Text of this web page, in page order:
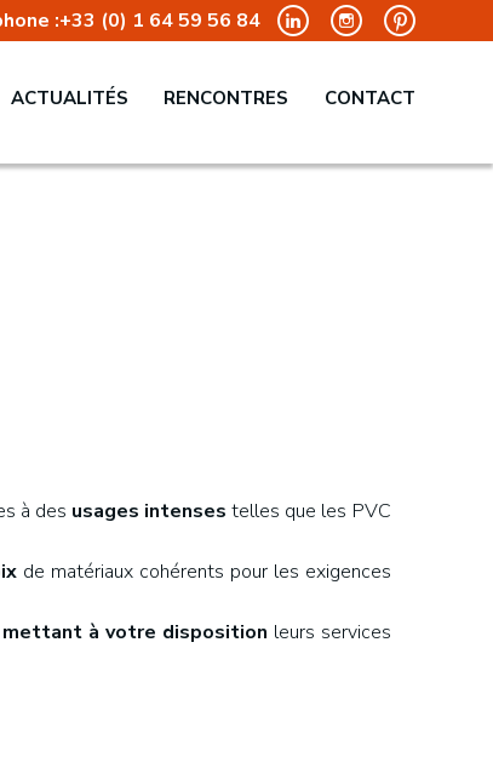
:+33 (0) 1 64 59 56 84
ACTUALITÉS RENCONTRES CONTACT
à des usages intenses telles que les PVC
de matériaux cohérents pour les exigences
à votre disposition leurs services